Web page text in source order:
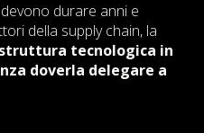
durare anni e
della supply chain, la
tecnologica in
doverla delegare a